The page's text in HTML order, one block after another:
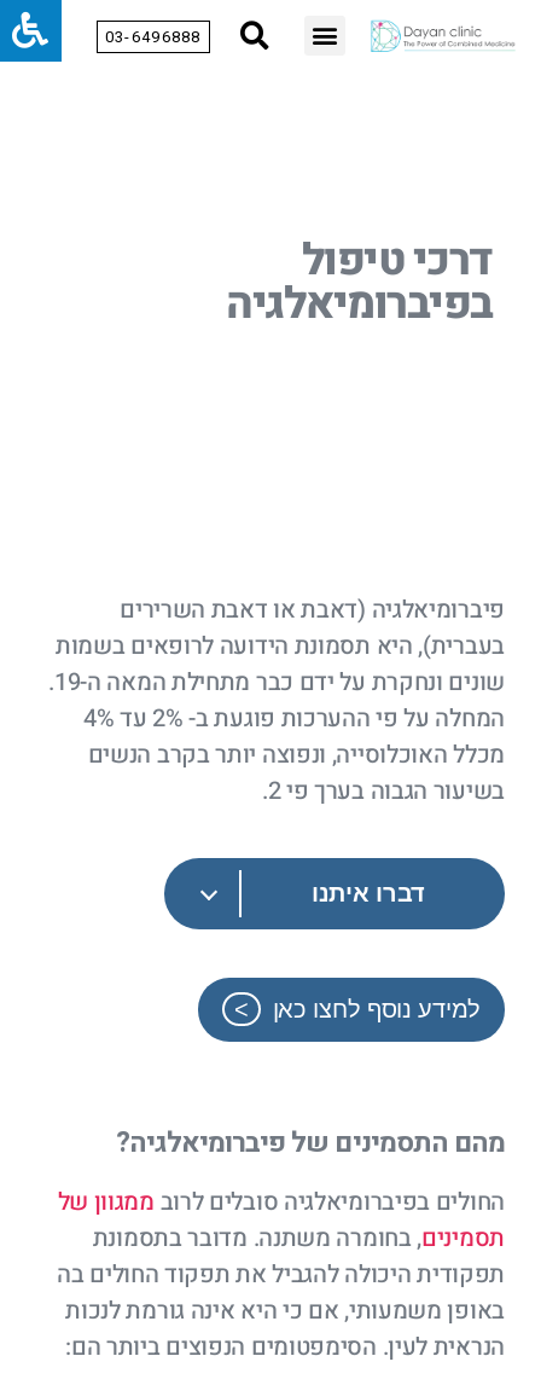
03-6496888
דרכי טיפול
בפיברומיאלגיה
פיברומיאלגיה (דאבת או דאבת השרירים
בעברית), היא תסמונת הידועה לרופאים בשמות
שונים ונחקרת על ידם כבר מתחילת המאה ה-19.
המחלה על פי ההערכות פוגעת ב- 2% עד 4%
מכלל האוכלוסייה, ונפוצה יותר בקרב הנשים
בשיעור הגבוה בערך פי 2.
דברו איתנו
למידע נוסף לחצו כאן
מהם התסמינים של פיברומיאלגיה?
החולים בפיברומיאלגיה סובלים לרוב ממגוון של
תסמינים, בחומרה משתנה. מדובר בתסמונת
תפקודית היכולה להגביל את תפקוד החולים בה
באופן משמעותי, אם כי היא אינה גורמת לנכות
הנראית לעין. הסימפטומים הנפוצים ביותר הם: